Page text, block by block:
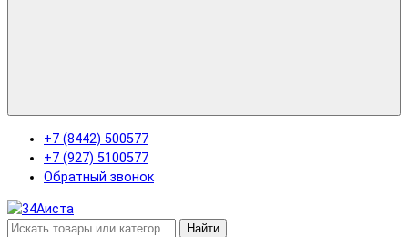
+7 (8442) 500577
+7 (927) 5100577
Обратный звонок
Найти